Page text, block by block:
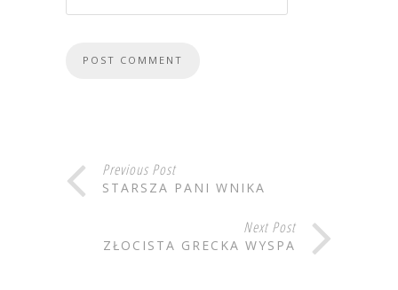
Previous Post
STARSZA PANI WNIKA
Next Post
ZŁOCISTA GRECKA WYSPA